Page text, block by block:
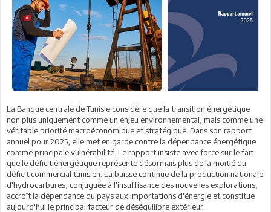
La Banque centrale de Tunisie considère que la transition énergétique
non plus uniquement comme un enjeu environnemental, mais comme une
véritable priorité macroéconomique et stratégique. Dans son rapport
annuel pour 2025, elle met en garde contre la dépendance énergétique
comme principale vulnérabilité. Le rapport insiste avec force sur le fait
que le déficit énergétique représente désormais plus de la moitié du
déficit commercial tunisien. La baisse continue de la production nationale
d'hydrocarbures, conjuguée à l'insuffisance des nouvelles explorations,
accroît la dépendance du pays aux importations d'énergie et constitue
aujourd'hui le principal facteur de déséquilibre extérieur.